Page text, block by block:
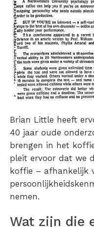
Brian Little heeft
40 jaar oude
brengen in het
pleit ervoor dat we
koffie – afhankelijk
nemen.
Wat zijn die